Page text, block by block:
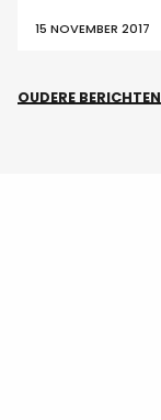
15 NOVEMBER 2017
OUDERE BERICHTEN